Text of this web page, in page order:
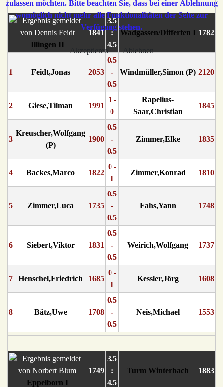
Illingen II
1841
3.5
:
4.5
Wadgassen/Differten I 1782
1 Feidt,Jonas 2053
0.5
-
0.5
Windmüller,Simon (P) 2120
2 Giese,Tilman 1991
1 -
0
Rapelius-
Saar,Christian
1845
3
Kreuscher,Wolfgang
(P)
1900
0.5
-
0.5
Zimmer,Elke 1835
4 Backes,Marco 1822
0 -
1
Zimmer,Konrad 1810
5 Zimmer,Luca 1735
0.5
-
0.5
Fahs,Yann 1748
6 Siebert,Viktor 1831
0.5
-
0.5
Weirich,Wolfgang 1737
7 Henschel,Friedrich 1685
0 -
1
Kessler,Jörg 1608
8 Bätz,Uwe 1708
0.5
-
0.5
Neis,Michael 1553
Eppelborn I
1749
3.5
:
4.5
Turm Winterbach 1883
zulassen möchten. Bitte beachten Sie, dass bei einer Ablehnung
womöglich nicht mehr alle Funktionalitäten der Seite zur
Verfügung stehen.
Akzeptieren Ablehnen